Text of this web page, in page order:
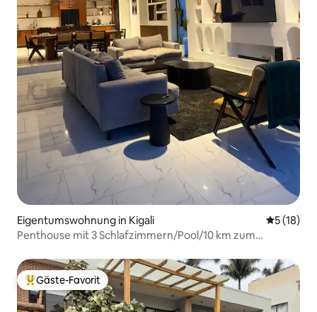
Eigentumswohnung in Kigali
5 (18)
Penthouse mit 3 Schlafzimmern/Pool/10 km zum
Beliebter Gäste-Favorit.
Gäste-Favorit